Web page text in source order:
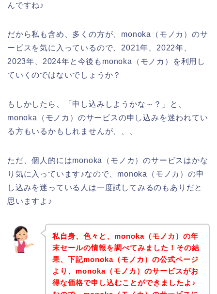
んですね♪
だから私も含め、多くの方が、monoka（モノカ）のサ
ービスを気に入っているので、2021年、2022年、
2023年、2024年と今後もmonoka（モノカ）を利用し
ていくのではないでしょうか？
もしかしたら、「申し込みしようかな～？」と、
monoka（モノカ）のサービスの申し込みを迷われてい
る方もいるかもしれませんが、、、
ただ、個人的にはmonoka（モノカ）のサービスはかな
り気に入っています♪なので、monoka（モノカ）の申
し込みを迷っている人は一度試してみるのもありだと
思いますよ♪
私自身、色々と、monoka（モノカ）の年
末セールの情報を調べてみました！その結
果、下記monoka（モノカ）の公式ページ
より、monoka（モノカ）のサービスがお
得な価格で申し込むことができましたよ♪